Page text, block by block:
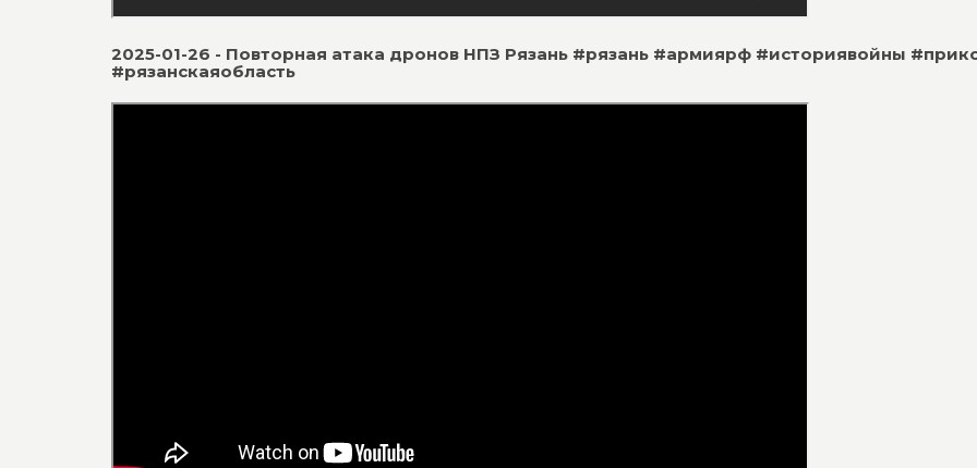
2025-01-26 - Повторная атака дронов НПЗ Рязань #рязань #армиярф #историявойны
#рязанскаяобласть